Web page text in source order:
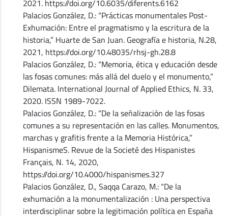
2021. https://doi.org/10.6035/diferents.6162
Palacios González, D.: “Prácticas monumentales Post-
Exhumación: Entre el pragmatismo y la escritura de la
historia,” Huarte de San Juan. Geografía e historia, N.28,
2021, https://doi.org/10.48035/rhsj-gh.28.8
Palacios González, D.: “Memoria, ética y educación desde
las fosas comunes: más allá del duelo y el monumento,”
Dilemata. International Journal of Applied Ethics, N. 33,
2020. ISSN 1989-7022.
Palacios González, D.: “De la señalización de las fosas
comunes a su representación en las calles. Monumentos,
marchas y grafitis frente a la Memoria Histórica,”
HispanismeS. Revue de la Societé des Hispanistes
Français, N. 14, 2020,
https://doi.org/10.4000/hispanismes.327
Palacios González, D., Saqqa Carazo, M.: “De la
exhumación a la monumentalización : Una perspectiva
interdisciplinar sobre la legitimación política en España